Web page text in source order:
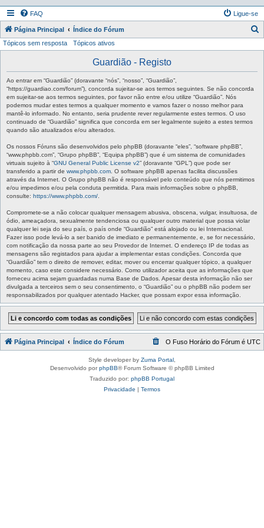
FAQ Ligue-se
Página Principal Índice do Fórum
Tópicos sem resposta Tópicos ativos
Guardião - Registo
Ao entrar em “Guardião” (doravante “nós”, “nosso”, “Guardião”,
“https://guardiao.com/forum”), concorda sujeitar-se aos termos seguintes. Se não concorda
em sujeitar-se aos termos seguintes, por favor não entre e/ou utilize “Guardião”. Nós
podemos mudar estes termos a qualquer momento e vamos fazer o nosso melhor para
mantê-lo informado. No entanto, seria prudente rever regularmente estes termos. O uso
continuado de “Guardião” significa que concorda em ser legalmente sujeito a estes termos
quando são atualizados e/ou alterados.
Os nossos Fóruns são desenvolvidos pelo phpBB (doravante “eles”, “software phpBB”,
“www.phpbb.com”, “Grupo phpBB”, “Equipa phpBB”) que é um sistema de comunidades
virtuais sujeito à “GNU General Public License v2” (doravante “GPL”) que pode ser
transferido a partir de www.phpbb.com . O software phpBB apenas facilita discussões
através da Internet. O Grupo phpBB não é responsável pelo conteúdo que nós permitimos
e/ou impedimos e/ou pela conduta permitida. Para mais informações sobre o phpBB,
consulte: https://www.phpbb.com/
Compromete-se a não colocar qualquer mensagem abusiva, obscena, vulgar, insultuosa, de
ódio, ameaçadora, sexualmente tendenciosa ou qualquer outro material que possa violar
qualquer lei seja do seu país, o país onde “Guardião” está alojado ou lei Internacional.
Fazer isso pode levá-lo a ser banido de imediato e permanentemente, e, se for necessário,
com notificação da nossa parte ao seu Provedor de Internet. O endereço IP de todas as
mensagens são registados para ajudar a implementar estas condições. Concorda que
“Guardião” tem o direito de remover, editar, mover ou encerrar qualquer tópico, a qualquer
momento, caso este considere necessário. Como utilizador aceita que as informações que
forneceu acima sejam guardadas numa Base de Dados. Apesar desta informação não ser
divulgada a terceiros sem o seu consentimento, o “Guardião” ou o phpBB não podem ser
responsabilizados por qualquer atentado Hacker, que possam expor essa informação.
Página Principal Índice do Fórum O Fuso Horário do Fórum é UTC
Style developer by Zuma Portal
Desenvolvido porphpBB® Forum Software © phpBB Limited
Traduzido por: phpBB Portugal
Privacidade | Termos